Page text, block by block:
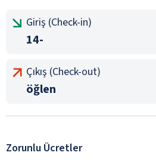
Giriş (Check-in)
14-
Çıkış (Check-out)
öğlen
Zorunlu Ücretler